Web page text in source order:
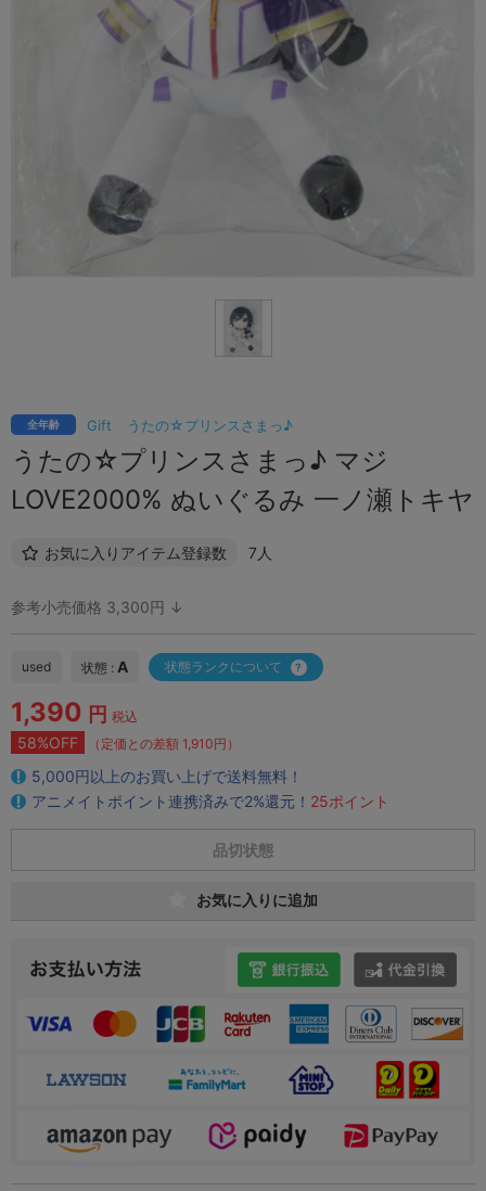
Gift うたの☆プリンスさまっ♪
全年齢
うたの☆プリンスさまっ♪ マジ
LOVE2000% ぬいぐるみ 一ノ瀬トキヤ
お気に入りアイテム登録数 7人
参考小売価格 3,300円 ↓
used 状態 : A 状態ランクについて
1,390 円 税込
58%OFF （定価との差額 1,910円）
5,000円以上のお買い上げで送料無料！
アニメイトポイント連携済みで2%還元！ 25ポイント
品切状態
お気に入りに追加